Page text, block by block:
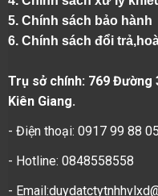
5. Chính sách bảo hành
6. Chính sách đổi
Trụ sở chính: 769 Đường
Kiên Giang.
- Điện thoại: 0917 99 88 05
- Hotline: 0848558558
-